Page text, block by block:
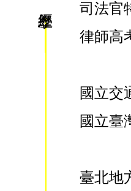
司法官
律師高
國立交
國立臺
臺北地